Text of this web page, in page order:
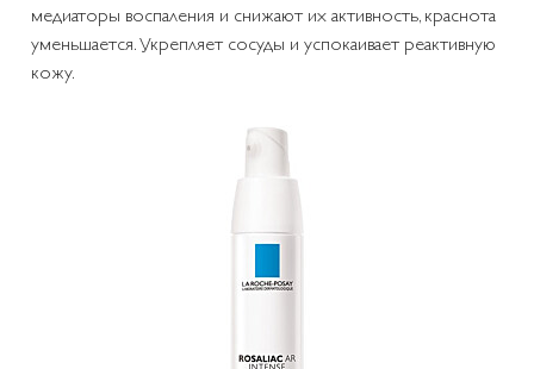
медиаторы воспаления и снижают их активность, краснота
уменьшается. Укрепляет сосуды и успокаивает реактивную
кожу.